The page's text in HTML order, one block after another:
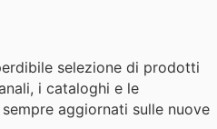
selezione di prodotti
i cataloghi e le
aggiornati sulle nuove